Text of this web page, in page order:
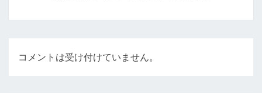
コメントは受け付けていません。